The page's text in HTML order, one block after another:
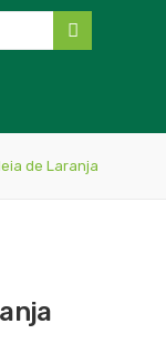
de Laranja